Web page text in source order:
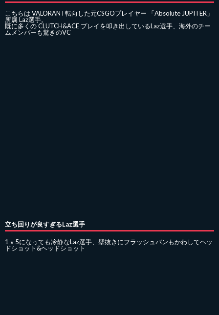
こちらは VALORANT転向した元CSGOプレイヤー 「Absolute JUPITER」
所属 Laz選手。
既に多くの CLUTCH&ACE プレイを叩き出しているLaz選手、海外のチー
ムメンバーも驚きのVC
立ち回りが良すぎるLaz選手
1ｖ5になっても冷静なLaz選手、壁抜きにフラッシュバンもかわしてヘッ
ドショット&ヘッドショット